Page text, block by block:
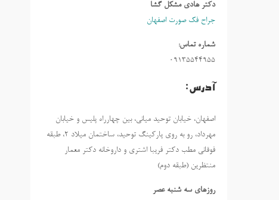
دکتر هادی مشکل گشا
جراح فک صورت اصفهان
شماره تماس:
09135544955
آدرس:
اصفهان، خیابان توحید میانی، بین چهارراه پلیس و خیابان
مهرداد، رو به روی پارکینگ توحید، ساختمان میلاد ٢، طبقه
فوقانی مطب دکتر فریبا اشتری و داروخانه دکتر معمار
منتظرین (طبقه دوم)
روزهاي سه شنبه عصر